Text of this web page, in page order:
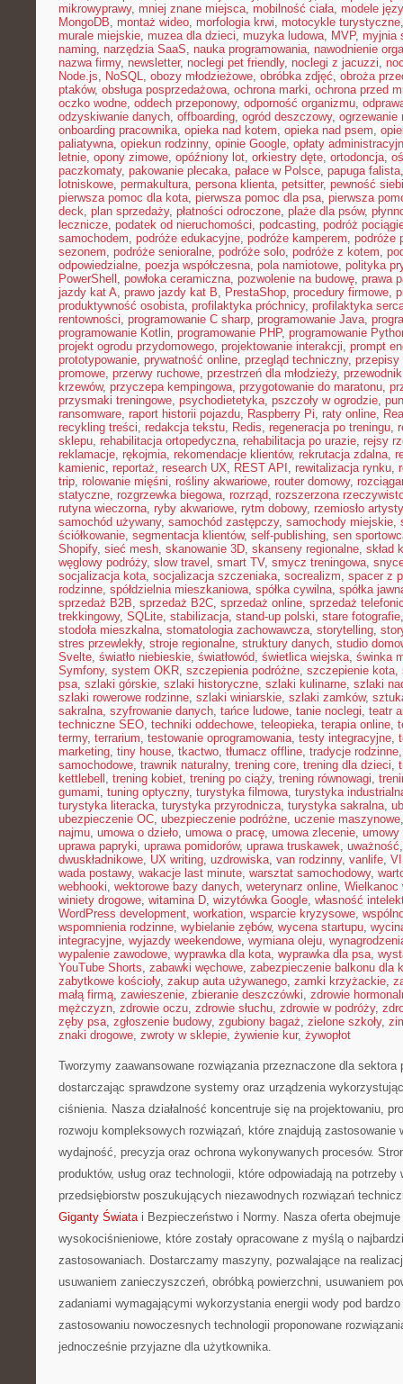
mikrowyprawy, mniej znane miejsca, mobilność ciała, modele
MongoDB, montaż wideo, morfologia krwi, motocykle turystyczne
murale miejskie, muzea dla dzieci, muzyka ludowa, MVP, myjnia
naming, narzędzia SaaS, nauka programowania, nawodnienie
nazwa firmy, newsletter, noclegi pet friendly, noclegi z jacuzzi,
Node.js, NoSQL, obozy młodzieżowe, obróbka zdjęć, obroża
ptaków, obsługa posprzedażowa, ochrona marki, ochrona przed
oczko wodne, oddech przeponowy, odporność organizmu,
odzyskiwanie danych, offboarding, ogród deszczowy, ogrzewanie
onboarding pracownika, opieka nad kotem, opieka nad psem,
paliatywna, opiekun rodzinny, opinie Google, opłaty
letnie, opony zimowe, opóźniony lot, orkiestry dęte, ortodoncja,
paczkomaty, pakowanie plecaka, pałace w Polsce, papuga falista
lotniskowe, permakultura, persona klienta, petsitter, pewność
pierwsza pomoc dla kota, pierwsza pomoc dla psa, pierwsza
deck, plan sprzedaży, płatności odroczone, plaże dla psów,
lecznicze, podatek od nieruchomości, podcasting, podróż
samochodem, podróże edukacyjne, podróże kamperem, podróże
sezonem, podróże senioralne, podróże solo, podróże z kotem,
odpowiedzialne, poezja współczesna, pola namiotowe, polityka
PowerShell , powłoka ceramiczna, pozwolenie na budowę, prawa
jazdy kat A, prawo jazdy kat B, PrestaShop, procedury firmowe,
produktywność osobista, profilaktyka próchnicy, profilaktyka
rentowności, programowanie C sharp, programowanie Java,
programowanie Kotlin, programowanie PHP, programowanie
projekt ogrodu przydomowego, projektowanie interakcji, prompt
prototypowanie, prywatność online, przegląd techniczny, przepisy
promowe, przerwy ruchowe, przestrzeń dla młodzieży,
krzewów, przyczepa kempingowa, przygotowanie do maratonu,
przysmaki treningowe, psychodietetyka, pszczoły w ogrodzie,
ransomware, raport historii pojazdu, Raspberry Pi, raty online,
recykling treści, redakcja tekstu, Redis, regeneracja po treningu,
sklepu, rehabilitacja ortopedyczna, rehabilitacja po urazie, rejsy
reklamacje, rękojmia, rekomendacje klientów, rekrutacja zdalna,
kamienic, reportaż, research UX, REST API , rewitalizacja rynku,
trip, rolowanie mięśni, rośliny akwariowe, router domowy,
statyczne, rozgrzewka biegowa, rozrząd, rozszerzona
rutyna wieczorna, ryby akwariowe, rytm dobowy, rzemiosło
samochód używany, samochód zastępczy, samochody miejskie,
ściółkowanie, segmentacja klientów, self-publishing, sen
Shopify, sieć mesh, skanowanie 3D, skanseny regionalne, skład
węglowy podróży, slow travel , smart TV, smycz treningowa,
socjalizacja kota, socjalizacja szczeniaka, socrealizm, spacer z
rodzinne, spółdzielnia mieszkaniowa, spółka cywilna, spółka
sprzedaż B2B, sprzedaż B2C, sprzedaż online, sprzedaż
trekkingowy, SQLite, stabilizacja, stand-up polski, stare fotografie
stodoła mieszkalna, stomatologia zachowawcza, storytelling,
stres przewlekły, stroje regionalne, struktury danych, studio
Svelte, światło niebieskie, światłowód, świetlica wiejska, świnka
Symfony, system OKR, szczepienia podróżne, szczepienie kota,
psa, szlaki górskie, szlaki historyczne, szlaki kulinarne, szlaki
szlaki rowerowe rodzinne, szlaki winiarskie, szlaki zamków,
sakralna, szyfrowanie danych, tańce ludowe, tanie noclegi, teatr
techniczne SEO, techniki oddechowe, teleopieka, terapia online,
termy, terrarium, testowanie oprogramowania, testy integracyjne,
marketing, tiny house, tkactwo, tłumacz offline, tradycje rodzinne
samochodowe, trawnik naturalny, trening core, trening dla dzieci,
kettlebell , trening kobiet, trening po ciąży, trening równowagi,
gumami, tuning optyczny, turystyka filmowa, turystyka
turystyka literacka, turystyka przyrodnicza, turystyka sakralna,
ubezpieczenie OC, ubezpieczenie podróżne, uczenie maszynowe
najmu, umowa o dzieło, umowa o pracę, umowa zlecenie, umowy
uprawa papryki, uprawa pomidorów, uprawa truskawek, uważność
dwuskładnikowe, UX writing, uzdrowiska, van rodzinny, vanlife,
wada postawy, wakacje last minute, warsztat samochodowy,
webhooki, wektorowe bazy danych, weterynarz online, Wielkanoc
winiety drogowe, witamina D, wizytówka Google, własność
WordPress development, workation, wsparcie kryzysowe,
wspomnienia rodzinne, wybielanie zębów, wycena startupu,
integracyjne, wyjazdy weekendowe, wymiana oleju,
wypalenie zawodowe, wyprawka dla kota, wyprawka dla psa,
YouTube Shorts, zabawki węchowe, zabezpieczenie balkonu dla
zabytkowe kościoły, zakup auta używanego, zamki krzyżackie,
małą firmą, zawieszenie, zbieranie deszczówki, zdrowie
mężczyzn, zdrowie oczu, zdrowie słuchu, zdrowie w podróży,
zęby psa, zgłoszenie budowy, zgubiony bagaż, zielone szkoły,
znaki drogowe, zwroty w sklepie, żywienie kur, żywopłot
Tworzymy zaawansowane rozwiązania przeznaczone dla sektora
dostarczając sprawdzone systemy oraz urządzenia
ciśnienia. Nasza działalność koncentruje się na projektowaniu,
rozwoju kompleksowych rozwiązań, które znajdują
wydajność, precyzja oraz ochrona wykonywanych procesów.
produktów, usług oraz technologii, które odpowiadają na potrzeby
przedsiębiorstw poszukujących niezawodnych rozwiązań
Giganty Światai Bezpieczeństwo i Normy. Nasza oferta
wysokociśnieniowe, które zostały opracowane z myślą o
zastosowaniach. Dostarczamy maszyny, pozwalające na
usuwaniem zanieczyszczeń, obróbką powierzchni, usuwaniem
zadaniami wymagającymi wykorzystania energii wody pod
zastosowaniu nowoczesnych technologii proponowane
jednocześnie przyjazne dla użytkownika.